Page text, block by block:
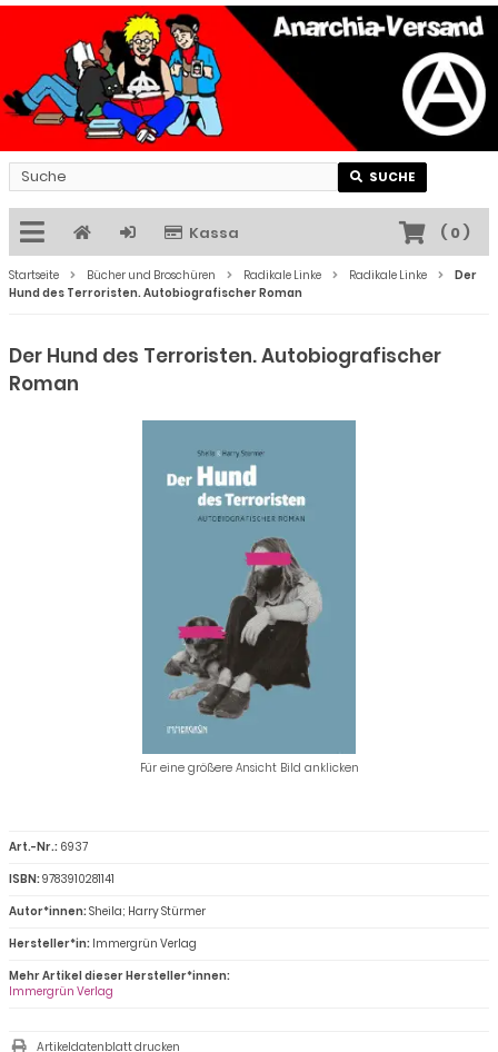
SUCHE
Kassa ( 0)
Startseite Bücher und Broschüren Radikale Linke Radikale Linke
Der
Hund des Terroristen. Autobiografischer Roman
Der Hund des Terroristen. Autobiografischer
Roman
Für eine größere Ansicht Bild anklicken
Art.-Nr.: 6937
ISBN:9783910281141
Autor*innen:Sheila; Harry Stürmer
Hersteller*in: Immergrün Verlag
Mehr Artikel dieser Hersteller*innen:
Immergrün Verlag
Artikeldatenblatt drucken